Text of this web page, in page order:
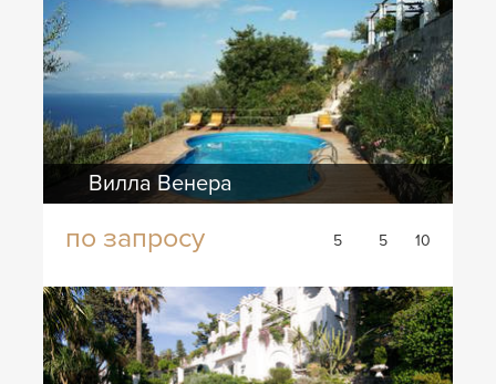
Вилла Венера
по запросу 5 5 10